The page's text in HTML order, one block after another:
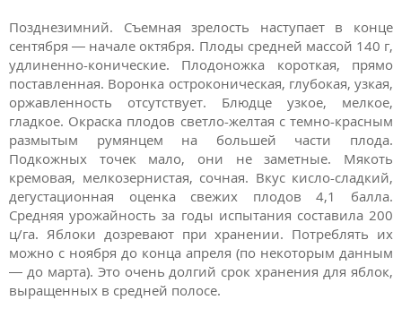
Позднезимний. Съемная зрелость наступает в конце
сентября — начале октября. Плоды средней массой 140 г,
удлиненно-конические. Плодоножка короткая, прямо
поставленная. Воронка остроконическая, глубокая, узкая,
оржавленность отсутствует. Блюдце узкое, мелкое,
гладкое. Окраска плодов светло-желтая с темно-красным
размытым румянцем на большей части плода.
Подкожных точек мало, они не заметные. Мякоть
кремовая, мелкозернистая, сочная. Вкус кисло-сладкий,
дегустационная оценка свежих плодов 4,1 балла.
Средняя урожайность за годы испытания составила 200
ц/га. Яблоки дозревают при хранении. Потреблять их
можно с ноября до конца апреля (по некоторым данным
— до марта). Это очень долгий срок хранения для яблок,
выращенных в средней полосе.